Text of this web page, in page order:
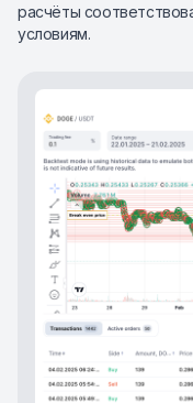
расчёты
условиям.